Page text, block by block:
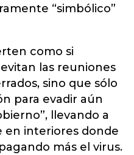
“simbólico”
como si
las reuniones
sino que sólo
para evadir aún
llevando a
en interiores donde
más el virus.